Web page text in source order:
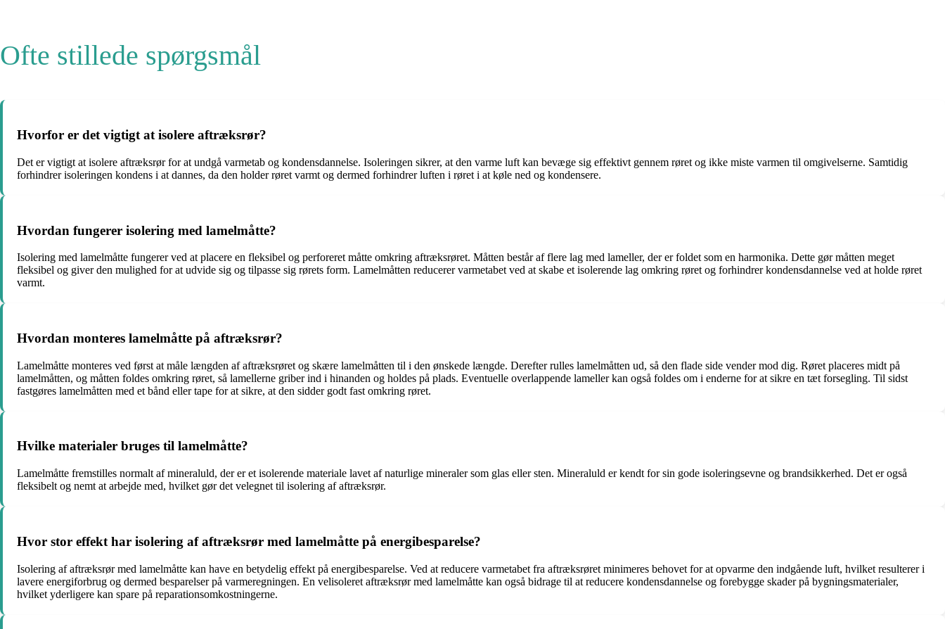
Ofte stillede spørgsmål
Hvorfor er det vigtigt at isolere aftræksrør?
Det er vigtigt at isolere aftræksrør for at undgå varmetab og kondensdannelse. Isoleringen sikrer, at den varme luft kan bevæge sig effektivt gennem røret og ikke miste varmen til omgivelserne. Samtidig
forhindrer isoleringen kondens i at dannes, da den holder røret varmt og dermed forhindrer luften i røret i at køle ned og kondensere.
Hvordan fungerer isolering med lamelmåtte?
Isolering med lamelmåtte fungerer ved at placere en fleksibel og perforeret måtte omkring aftræksrøret. Måtten består af flere lag med lameller, der er foldet som en harmonika. Dette gør måtten meget
fleksibel og giver den mulighed for at udvide sig og tilpasse sig rørets form. Lamelmåtten reducerer varmetabet ved at skabe et isolerende lag omkring røret og forhindrer kondensdannelse ved at holde røret
varmt.
Hvordan monteres lamelmåtte på aftræksrør?
Lamelmåtte monteres ved først at måle længden af aftræksrøret og skære lamelmåtten til i den ønskede længde. Derefter rulles lamelmåtten ud, så den flade side vender mod dig. Røret placeres midt på
lamelmåtten, og måtten foldes omkring røret, så lamellerne griber ind i hinanden og holdes på plads. Eventuelle overlappende lameller kan også foldes om i enderne for at sikre en tæt forsegling. Til sidst
fastgøres lamelmåtten med et bånd eller tape for at sikre, at den sidder godt fast omkring røret.
Hvilke materialer bruges til lamelmåtte?
Lamelmåtte fremstilles normalt af mineraluld, der er et isolerende materiale lavet af naturlige mineraler som glas eller sten. Mineraluld er kendt for sin gode isoleringsevne og brandsikkerhed. Det er også
fleksibelt og nemt at arbejde med, hvilket gør det velegnet til isolering af aftræksrør.
Hvor stor effekt har isolering af aftræksrør med lamelmåtte på energibesparelse?
Isolering af aftræksrør med lamelmåtte kan have en betydelig effekt på energibesparelse. Ved at reducere varmetabet fra aftræksrøret minimeres behovet for at opvarme den indgående luft, hvilket resulterer i
lavere energiforbrug og dermed besparelser på varmeregningen. En velisoleret aftræksrør med lamelmåtte kan også bidrage til at reducere kondensdannelse og forebygge skader på bygningsmaterialer,
hvilket yderligere kan spare på reparationsomkostningerne.